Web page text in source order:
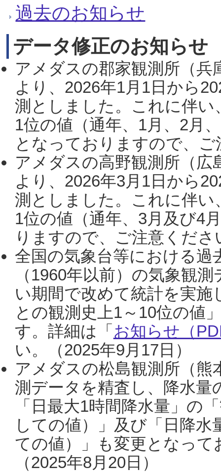
過去のお知らせ
データ修正のお知らせ
アメダスの郡家観測所（
より、2026年1月1日から
測としました。これに伴い
1位の値（通年、1月、2月
となっておりますので、
アメダスの高野観測所（
より、2026年3月1日から
測としました。これに伴い
1位の値（通年、3月及び4
りますので、ご注意くだ
全国の気象台等における過
（1960年以前）の気象観
い期間で改めて統計を実
との観測史上1～10位の値
す。詳細は「 お知らせ（
い。（2025年9月17日）
アメダスの松島観測所（熊
測データを精査し、降水
「日最大1時間降水量」の
しての値）」及び「日降
ての値）」も変更となっ
（2025年8月20日）